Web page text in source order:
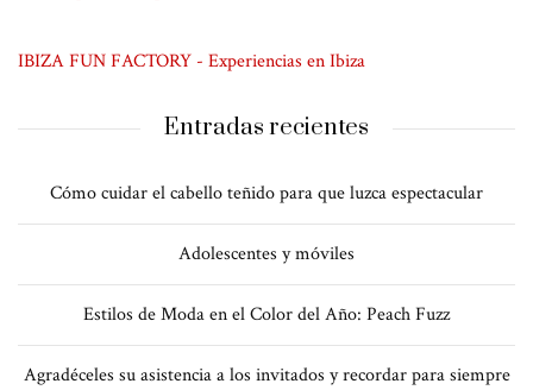
IBIZA FUN FACTORY - Experiencias en Ibiza
Entradas recientes
Cómo cuidar el cabello teñido para que luzca espectacular
Adolescentes y móviles
Estilos de Moda en el Color del Año: Peach Fuzz
Agradéceles su asistencia a los invitados y recordar para siempre